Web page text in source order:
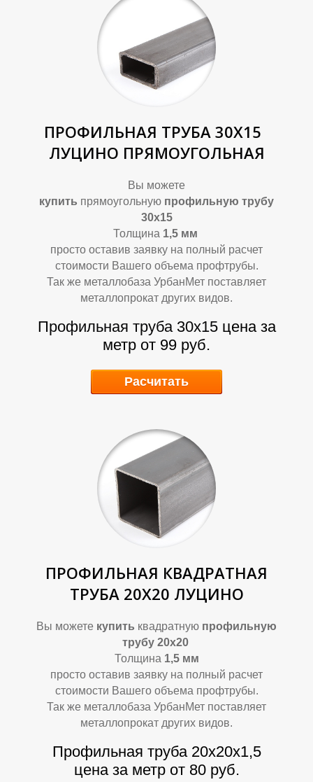
Л
О
ПРОФИЛЬНАЯ ТРУБА 30Х15
ЛУЦИНО ПРЯМОУГОЛЬНАЯ
Вы можете
купить прямоугольную профильную трубу
30х15
Толщина 1,5мм
просто оставив заявку на полный расчет
стоимости Вашего объема профтрубы.
Так же металлобаза УрбанМет поставляет
металлопрокат других видов.
Профильная труба 30х15 цена за
метр от 99 руб.
Расчитать
ПРОФИЛЬНАЯ КВАДРАТНАЯ
ТРУБА 20Х20 ЛУЦИНО
Вы можете купить квадратную профильную
трубу 20х20
Толщина 1,5 мм
просто оставив заявку на полный расчет
стоимости Вашего объема профтрубы.
Так же металлобаза УрбанМет поставляет
металлопрокат других видов.
Профильная труба 20х20х1,5
цена за метр от 80 руб.
Л
О